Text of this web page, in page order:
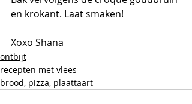
en krokant. Laat smaken!
Xoxo Shana
ontbijt
recepten met vlees
brood, pizza, plaattaart